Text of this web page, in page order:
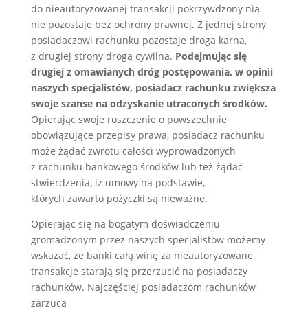
do nieautoryzowanej transakcji pokrzywdzony nią
nie pozostaje bez ochrony prawnej. Z jednej strony
posiadaczowi rachunku pozostaje droga karna,
z drugiej strony droga cywilna. Podejmując się
drugiej z omawianych dróg postępowania, w opinii
naszych specjalistów, posiadacz rachunku zwiększa
swoje szanse na odzyskanie utraconych środków.
Opierając swoje roszczenie o powszechnie
obowiązujące przepisy prawa, posiadacz rachunku
może żądać zwrotu całości wyprowadzonych
z rachunku bankowego środków lub też żądać
stwierdzenia, iż umowy na podstawie,
których zawarto pożyczki są nieważne.
Opierając się na bogatym doświadczeniu
gromadzonym przez naszych specjalistów możemy
wskazać, że banki całą winę za nieautoryzowane
transakcje starają się przerzucić na posiadaczy
rachunków. Najczęściej posiadaczom rachunków
zarzuca